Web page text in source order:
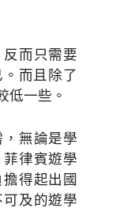
而只需要
而且除了
低一些。
無論是學
律賓遊學
得起出國
及的遊學